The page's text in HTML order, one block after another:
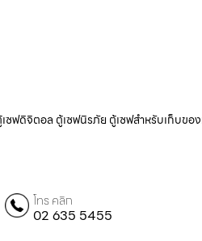
ฟดิจิตอล ตู้เซฟนิรภัย ตู้เซฟสำหรับเก็บข
โทร คลิก
02 635 5455